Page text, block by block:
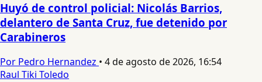
Huyó de control policial: Nicolás Barrios,
delantero de Santa Cruz, fue detenido por
Carabineros
Por Pedro Hernandez • 4 de agosto de 2026, 16:54
Raul Tiki Toledo